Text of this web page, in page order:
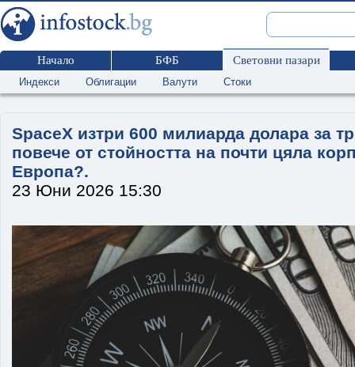
Начало БФБ Световни пазари
Индекси Облигации Валути Стоки
SpaceX изтри 600 милиарда долара за
повече от стойността на почти цяла
Европа?.
23 Юни 2026 15:30